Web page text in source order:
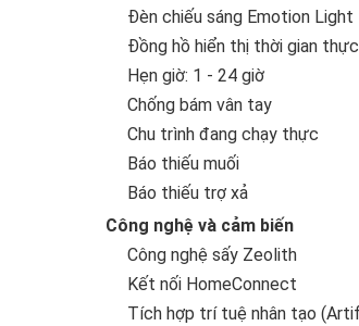
Đèn chiếu sáng Emotion Light
Đồng hồ hiển thị thời gian thực
Hẹn giờ: 1 - 24 giờ
Chống bám vân tay
Chu trình đang chạy thực
Báo thiếu muối
Báo thiếu trợ xả
Công nghệ và cảm biến
Công nghệ sấy Zeolith
Kết nối HomeConnect
Tích hợp trí tuệ nhân tạo